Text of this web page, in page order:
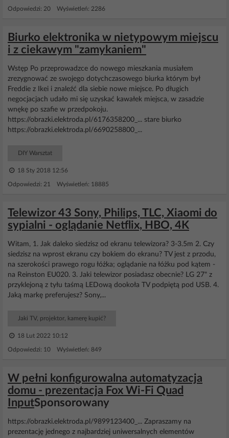
Odpowiedzi: 20 Wyświetleń: 2286
Biurko elektronika w nietypowym miejscu
i z ciekawym "zamykaniem"
Wstęp Po przeprowadzce do nowego mieszkania musiałem
zrezygnować ze swojego dotychczasowego biurka którym był
Freddie z Ikei i znaleźć dla siebie nowe miejsce. Po długich
negocjacjach udało mi się uzyskać kawałek miejsca, w zasadzie
wnękę po szafie w przedpokoju.
https://obrazki.elektroda.pl/6176358200_... stare biurko
https://obrazki.elektroda.pl/6690258800_...
DIY Warsztat
18 Sty 2018 12:56
Odpowiedzi: 21 Wyświetleń: 18885
Telewizor 43 Sony, Philips, TLC, Xiaomi do
sypialni - oglądanie Netflix, HBO, 4K
Witam, 1. Jak daleko siedzisz od ekranu telewizora? 3-3.5m 2. Czy
siedzisz na wprost ekranu czy bokiem do ekranu? TV jest z przodu,
na szerokości prawego rogu łóżka; oglądanie na łóżku pod kątem -
na Reinston EU020. 3. Jaki telewizor posiadasz obecnie? LG 27" z
przyklejoną z tyłu taśmą LEDową dookoła TV podpiętą pod USB. 4.
Jaką markę preferujesz? Sony,...
Jaki TV, projektor, kamerę kupić?
18 Lut 2022 10:12
Odpowiedzi: 10 Wyświetleń: 849
W pełni konfigurowalna automatyzacja
domu - prezentacja Fox Wi-Fi Quad
InputSponsorowany
https://obrazki.elektroda.pl/9899123400_... Zapraszamy na
prezentację jednego z najbardziej uniwersalnych elementów